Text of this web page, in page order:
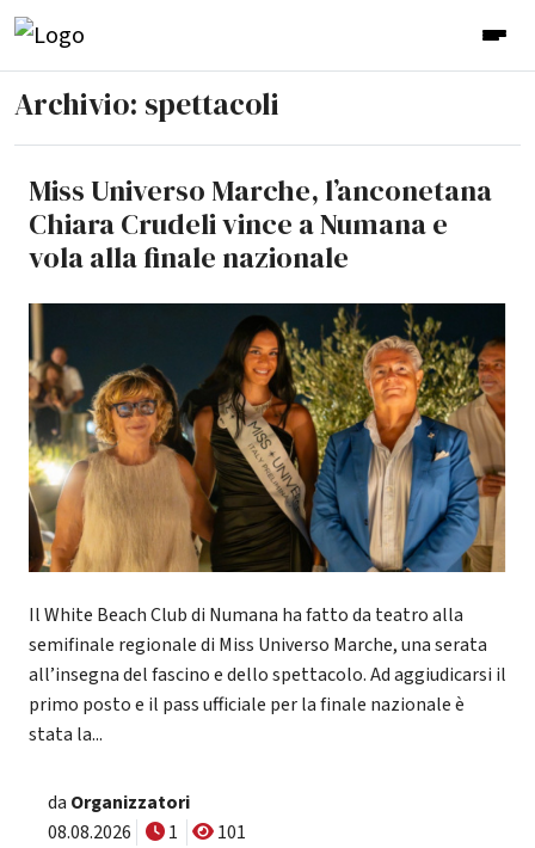
Archivio: spettacoli
Miss Universo Marche, l’anconetana
Chiara Crudeli vince a Numana e
vola alla finale nazionale
Il White Beach Club di Numana ha fatto da teatro alla
semifinale regionale di Miss Universo Marche, una serata
all’insegna del fascino e dello spettacolo. Ad aggiudicarsi il
primo posto e il pass ufficiale per la finale nazionale è
stata la...
da Organizzatori
08.08.2026
1 101